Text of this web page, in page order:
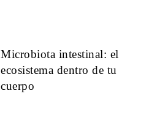
Microbiota intestinal: el
ecosistema dentro de tu
cuerpo